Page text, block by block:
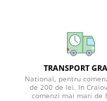
TRANSPORT
National, pentru
de 200 de lei. In
comenzi mai mari de